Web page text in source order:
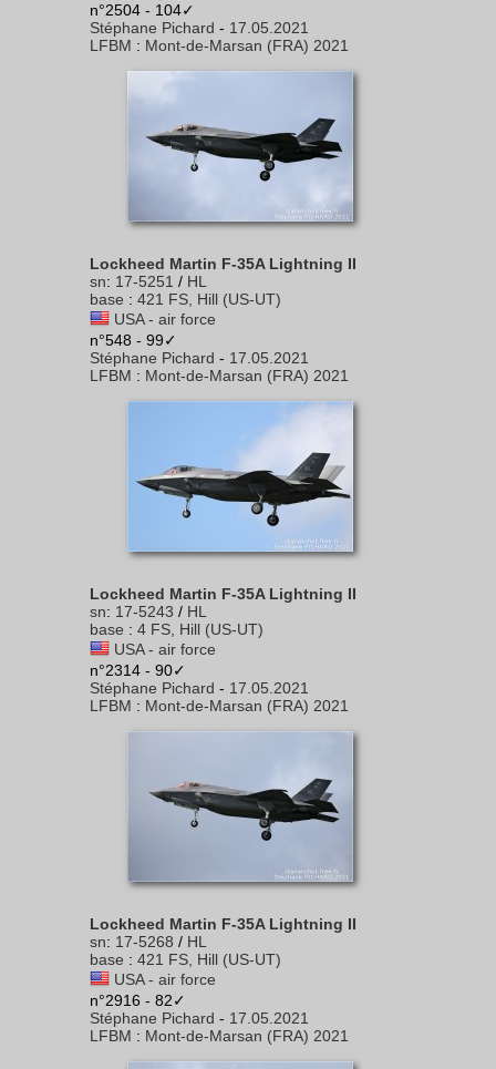
n°2504 - 104✓
Stéphane Pichard - 17.05.2021
LFBM : Mont-de-Marsan (FRA) 2021
Lockheed Martin F-35A Lightning II
sn: 17-5251 / HL
base : 421 FS, Hill (US-UT)
USA - air force
n°548 - 99✓
Stéphane Pichard - 17.05.2021
LFBM : Mont-de-Marsan (FRA) 2021
Lockheed Martin F-35A Lightning II
sn: 17-5243 / HL
base : 4 FS, Hill (US-UT)
USA - air force
n°2314 - 90✓
Stéphane Pichard - 17.05.2021
LFBM : Mont-de-Marsan (FRA) 2021
Lockheed Martin F-35A Lightning II
sn: 17-5268 / HL
base : 421 FS, Hill (US-UT)
USA - air force
n°2916 - 82✓
Stéphane Pichard - 17.05.2021
LFBM : Mont-de-Marsan (FRA) 2021